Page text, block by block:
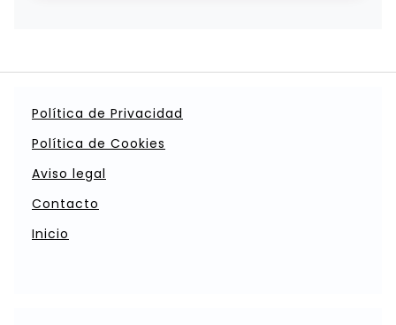
Política de Privacidad
Política de Cookies
Aviso legal
Contacto
Inicio